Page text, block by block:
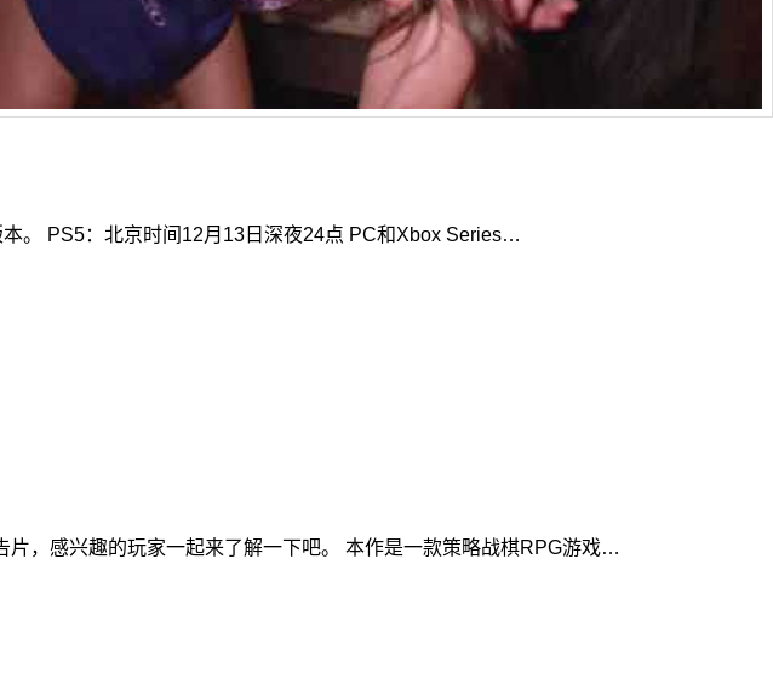
。 PS5：北京时间12月13日深夜24点 PC和Xbox Series…
，感兴趣的玩家一起来了解一下吧。 本作是一款策略战棋RPG游戏…